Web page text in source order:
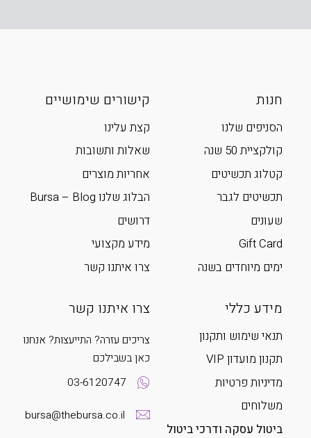
חנות
הסניפים שלנו
קולקציית 50 שנה
קטלוג תכשיטים
תכשיטים לגבר
שעונים
Gift Card
ימים מיוחדים בשנה
קישורים שימושיים
קצת עלינו
שאלות ותשובות
אחריות מוצרים
הבלוג שלנו Bursa – Blog
דרושים
מידע מקצועי
צרו איתנו קשר
מידע כללי
תנאי שימוש ותקנון
תקנון מועדון VIP
מדיניות פרטיות
משלוחים
ביטול עסקה ודרכי ביטול
צרו איתנו קשר
צריכים עזרה? התייעצות? אנחנו
כאן בשבילכם
03-6120747
bursa@thebursa.co.il